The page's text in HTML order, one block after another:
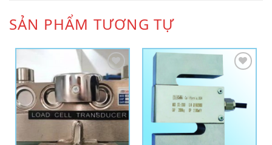
SẢN PHẨM TƯƠNG TỰ
Add to
Wishlist
Add to
Wishlist